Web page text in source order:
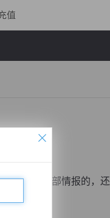
值
是传递内部情报的，